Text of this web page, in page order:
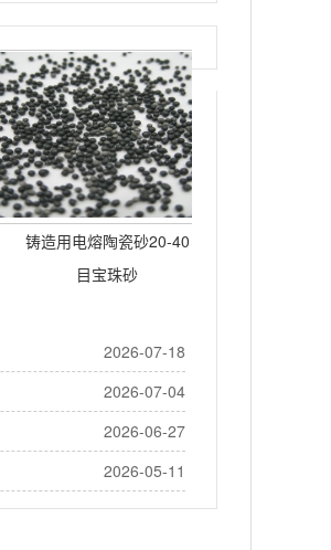
铸造用电熔陶瓷砂20-40
目宝珠砂
2026-07-18
2026-07-04
2026-06-27
2026-05-11